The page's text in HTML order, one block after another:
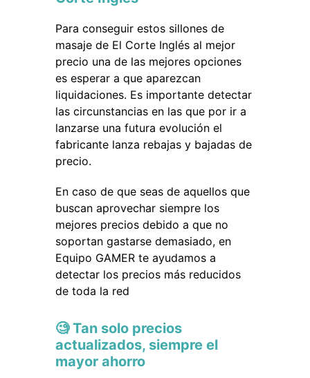
Para conseguir estos sillones de
masaje de El Corte Inglés al mejor
precio una de las mejores opciones
es esperar a que aparezcan
liquidaciones. Es importante detectar
las circunstancias en las que por ir a
lanzarse una futura evolución el
fabricante lanza rebajas y bajadas de
precio.
En caso de que seas de aquellos que
buscan aprovechar siempre los
mejores precios debido a que no
soportan gastarse demasiado, en
Equipo GAMER te ayudamos a
detectar los precios más reducidos
de toda la red
🧐 Tan solo precios
actualizados, siempre el
mayor ahorro